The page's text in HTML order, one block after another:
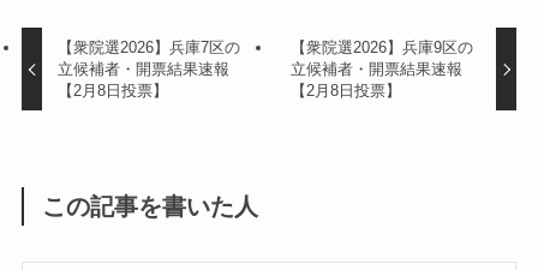
【衆院選2026】兵庫7区の
立候補者・開票結果速報
【2月8日投票】
【衆院選2026】兵庫9区の
立候補者・開票結果速報
【2月8日投票】
この記事を書いた人